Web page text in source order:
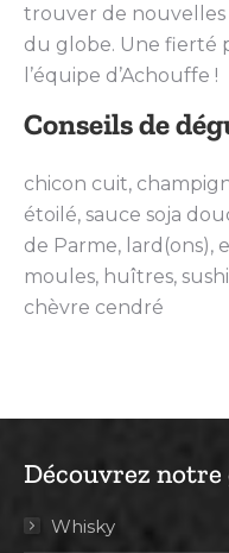
trouver de nouvelles
du globe. Une fierté
l’équipe d’Achouffe !
Conseils de
chicon cuit,
étoilé, sauce soja
de Parme, lard(ons),
moules, huîtres,
chèvre cendré
Découvrez notre
Whisky